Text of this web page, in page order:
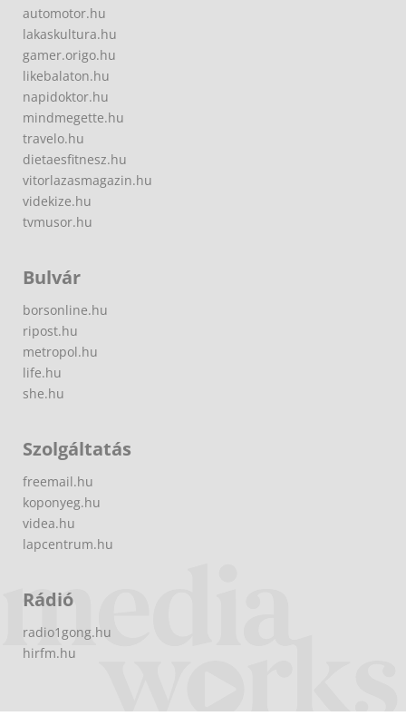
automotor.hu
lakaskultura.hu
gamer.origo.hu
likebalaton.hu
napidoktor.hu
mindmegette.hu
travelo.hu
dietaesfitnesz.hu
vitorlazasmagazin.hu
videkize.hu
tvmusor.hu
Bulvár
borsonline.hu
ripost.hu
metropol.hu
life.hu
she.hu
Szolgáltatás
freemail.hu
koponyeg.hu
videa.hu
lapcentrum.hu
Rádió
radio1gong.hu
hirfm.hu